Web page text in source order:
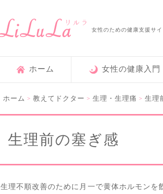
女性のための健康支援サイ
ホーム 女性の健康入門
ホーム > 教えてドクター > 生理・生理痛 > 生理
生理前の塞ぎ感
生理不順改善のために月一で黄体ホルモン